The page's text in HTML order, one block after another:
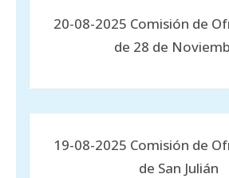
20-08-2025 Comisión de
de 28 de
19-08-2025 Comisión de
de San Julián